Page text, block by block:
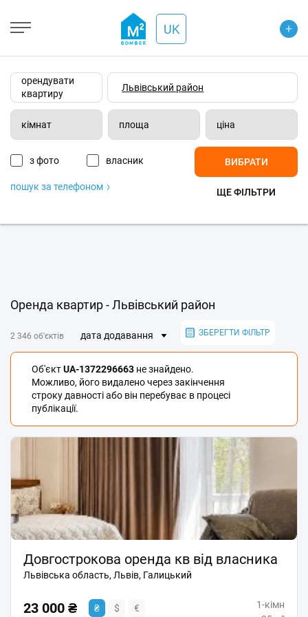
UK +
орендувати
квартиру
кімнат площа ціна
з фото власник
пошук за телефоном ЩЕ ФІЛЬТРИ
ВИБРАТИ
Оренда квартир - Львівський район
2 346 об'єктів дата додавання ЗБЕРЕГТИ ФІЛЬТР
Об'єктUA-1372296663 не знайдено.
Можливо, його видалено через закінчення
строку давності або він перебуває в процесі
публікації.
Довгострокова оренда кв від власника
Львівська область, Львів, Галицький
23 000 ₴ ₴ $ €
1-кімн
Open Street
Wiki-карта
Супутник
Транспорт
+
−